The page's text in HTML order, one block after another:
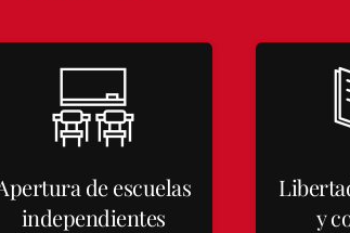
de escuelas
independientes
y